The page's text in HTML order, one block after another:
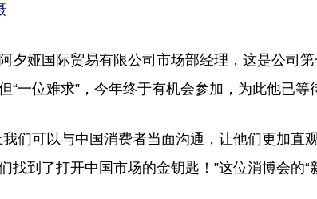
娅国际贸易有限公司市场部经理，这是公司第
“一位难求”，今年终于有机会参加，为此他已等
可以与中国消费者当面沟通，让他们更加直
找到了打开中国市场的金钥匙！”这位消博会的“